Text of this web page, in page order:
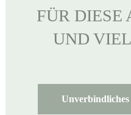
FÜR DIESE
UND